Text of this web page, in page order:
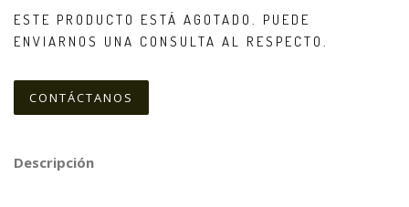
ESTE PRODUCTO ESTÁ AGOTADO. PUEDE
ENVIARNOS UNA CONSULTA AL RESPECTO.
CONTÁCTANOS
Descripción